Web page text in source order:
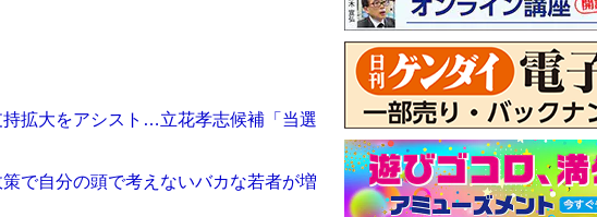
持拡大をアシスト…立花孝志候補「当選
で自分の頭で考えないバカな若者が増